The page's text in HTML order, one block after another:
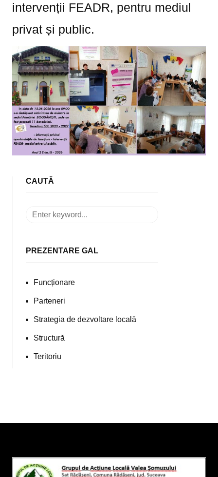
intervenții FEADR, pentru mediul
privat și public.
CAUTĂ
PREZENTARE GAL
Funcționare
Parteneri
Strategia de dezvoltare locală
Structură
Teritoriu